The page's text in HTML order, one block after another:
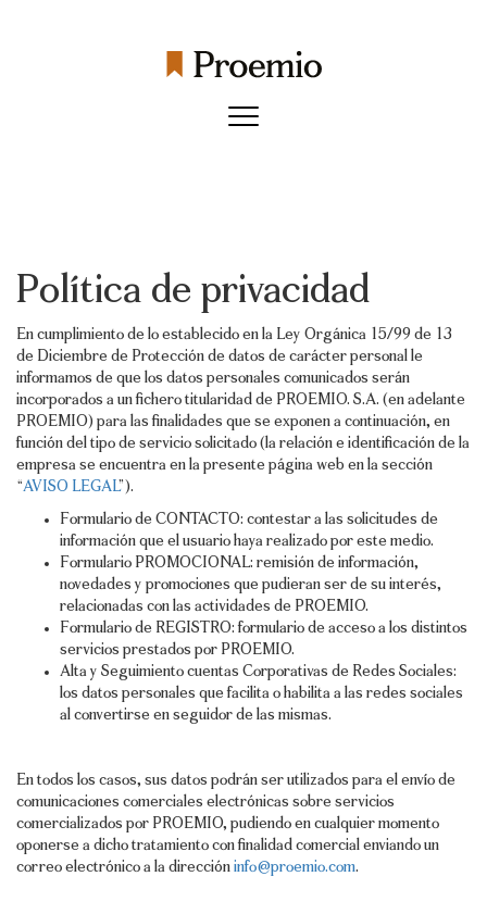
Política de privacidad
En cumplimiento de lo establecido en la Ley Orgánica 15/99 de 13
de Diciembre de Protección de datos de carácter personal le
informamos de que los datos personales comunicados serán
incorporados a un fichero titularidad de PROEMIO. S.A. (en adelante
PROEMIO) para las finalidades que se exponen a continuación, en
función del tipo de servicio solicitado (la relación e identificación de la
empresa se encuentra en la presente página web en la sección
“AVISO LEGAL”).
Formulario de CONTACTO: contestar a las solicitudes de
información que el usuario haya realizado por este medio.
Formulario PROMOCIONAL: remisión de información,
novedades y promociones que pudieran ser de su interés,
relacionadas con las actividades de PROEMIO.
Formulario de REGISTRO: formulario de acceso a los distintos
servicios prestados por PROEMIO.
Alta y Seguimiento cuentas Corporativas de Redes Sociales:
los datos personales que facilita o habilita a las redes sociales
al convertirse en seguidor de las mismas.
En todos los casos, sus datos podrán ser utilizados para el envío de
comunicaciones comerciales electrónicas sobre servicios
comercializados por PROEMIO, pudiendo en cualquier momento
oponerse a dicho tratamiento con finalidad comercial enviando un
correo electrónico a la dirección info@proemio.com.